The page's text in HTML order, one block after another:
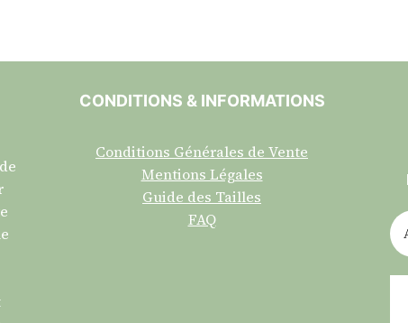
CONDITIONS & INFORMATIONS
Conditions Générales de Vente
Mentions Légales
Guide des Tailles
FAQ